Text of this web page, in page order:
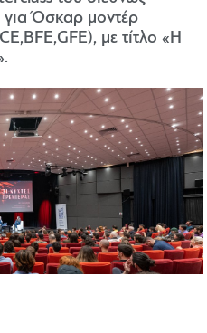
Όσκαρ μοντέρ
με τίτλο «Η